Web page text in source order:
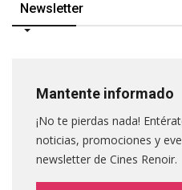
Newsletter
Mantente informado
¡No te pierdas nada!
noticias, promociones y
newsletter de Cines Renoir.